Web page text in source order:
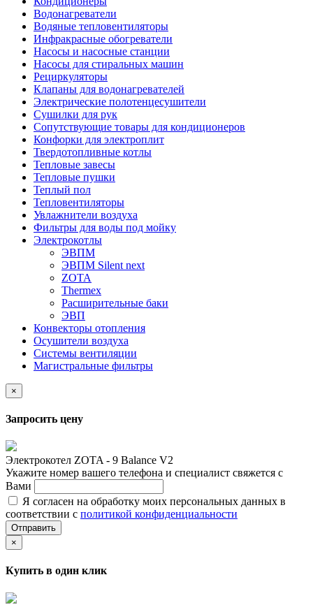
Водонагреватели
Водяные тепловентиляторы
Инфракрасные обогреватели
Насосы и насосные станции
Насосы для стиральных машин
Рециркуляторы
Клапаны для водонагревателей
Электрические полотенцесушители
Сушилки для рук
Сопутствующие товары для кондиционеров
Конфорки для электроплит
Твердотопливные котлы
Тепловые завесы
Тепловые пушки
Теплый пол
Тепловентиляторы
Увлажнители воздуха
Фильтры для воды под мойку
Электрокотлы
ЭВПМ
ЭВПМ Silent next
ZOTA
Thermex
Расширительные баки
ЭВП
Конвекторы отопления
Осушители воздуха
Системы вентиляции
Магистральные фильтры
×
Запросить цену
Электрокотел ZOTA - 9 Balance V2
Укажите номер вашего телефона и специалист свяжется с
Вами
Я согласен на обработку моих персональных данных в
соответствии с политикой конфиденциальности
Отправить
×
Купить в один клик